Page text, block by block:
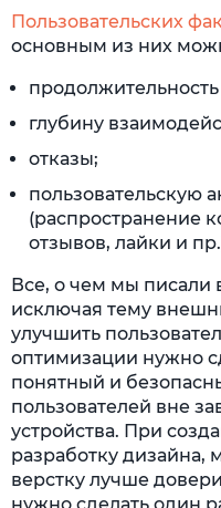
Пользовательских
основным из них
продолжительность
глубину
отказы;
пользовательскую
(распространение
отзывов, лайки и
Все, о чем мы писали
исключая тему
улучшить
оптимизации нужно
понятный и
пользователей вне
устройства. При
разработку дизайна,
верстку лучше